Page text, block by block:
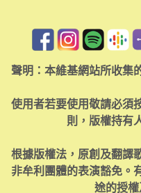
聲明：本維基網站所收集
使用者若要使用敬請必須
則，版權持有
根據版權法，原創及翻譯
非牟利團體的表演豁免。
途的授權